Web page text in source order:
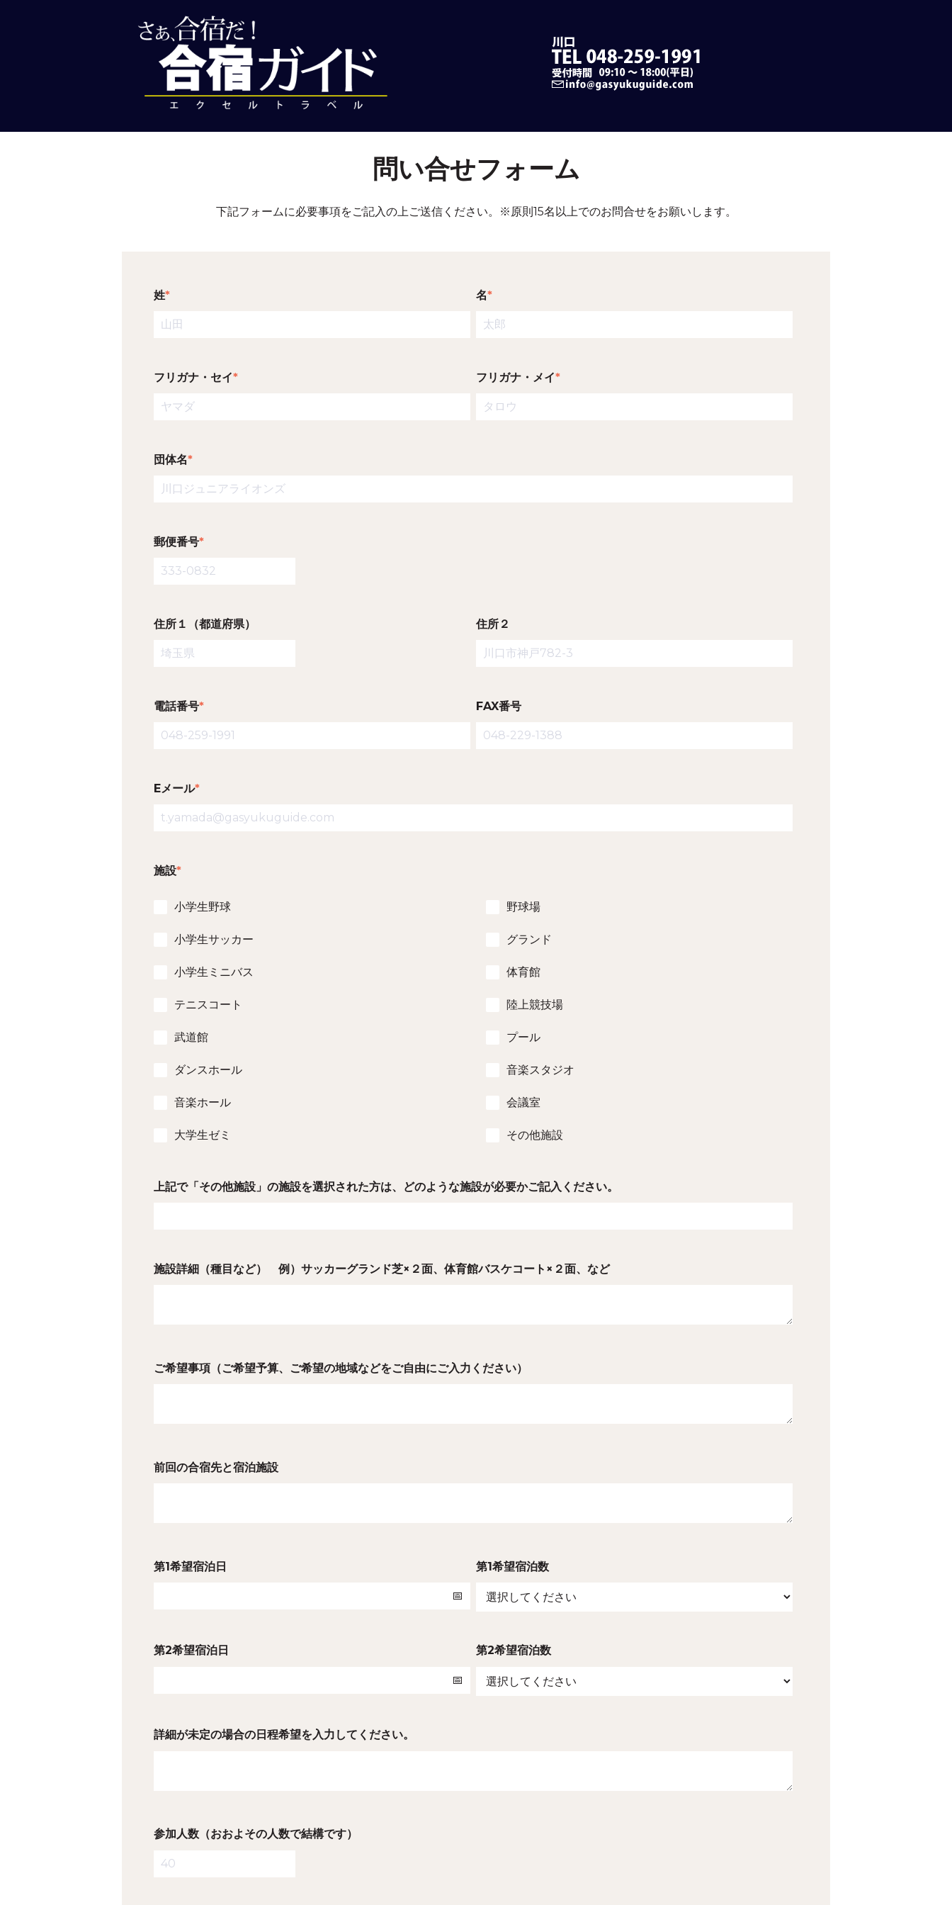
問い合せフォーム
下記フォームに必要事項をご記入の上ご送信ください。※原則15名以上でのお問合せをお願いします。
姓* 名*
フリガナ・セイ* フリガナ・メイ*
団体名*
郵便番号*
住所１（都道府県） 住所２
電話番号* FAX番号
Eメール*
施設*
小学生野球 野球場
小学生サッカー グランド
小学生ミニバス 体育館
テニスコート 陸上競技場
武道館 プール
ダンスホール 音楽スタジオ
音楽ホール 会議室
大学生ゼミ その他施設
上記で「その他施設」の施設を選択された方は、どのような施設が必要かご記入ください。
施設詳細（種目など） 例）サッカーグランド芝×２面、体育館バスケコート×２面、など
ご希望事項（ご希望予算、ご希望の地域などをご自由にご入力ください）
前回の合宿先と宿泊施設
第1希望宿泊日 第1希望宿泊数
第2希望宿泊日 第2希望宿泊数
詳細が未定の場合の日程希望を入力してください。
参加人数（おおよその人数で結構です）